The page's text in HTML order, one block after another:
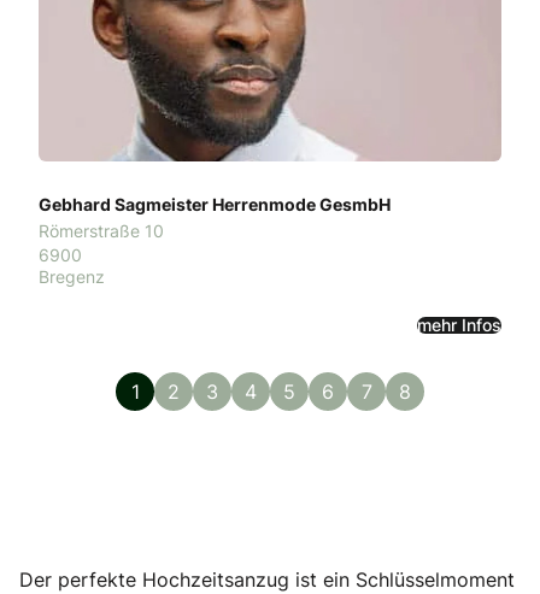
Gebhard Sagmeister Herrenmode GesmbH
Römerstraße 10
6900
Bregenz
mehr Infos
1 2 3 4 5 6 7 8
Der perfekte Hochzeitsanzug ist ein Schlüsselmoment